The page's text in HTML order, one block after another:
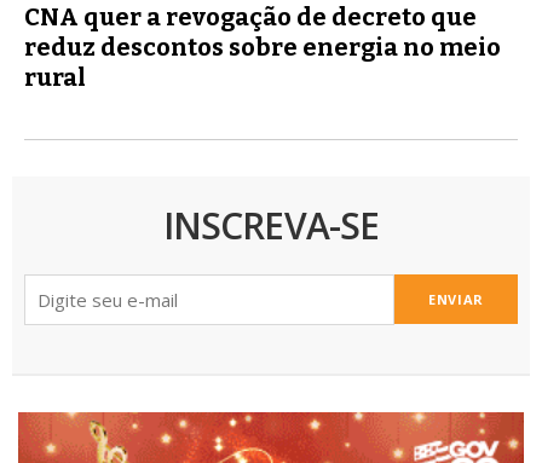
CNA quer a revogação de decreto que
reduz descontos sobre energia no meio
rural
INSCREVA-SE
ENVIAR